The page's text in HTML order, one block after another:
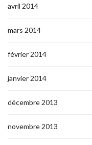
avril 2014
mars 2014
février 2014
janvier 2014
décembre 2013
novembre 2013